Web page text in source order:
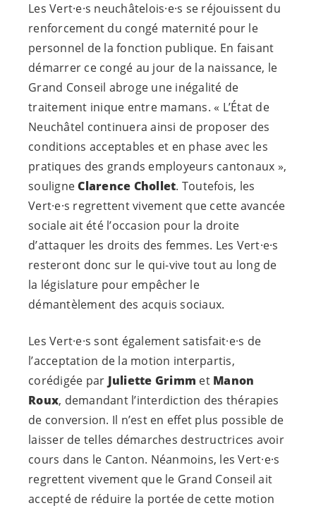
Les Vert·e·s neuchâtelois·e·s se réjouissent du
renforcement du congé maternité pour le
personnel de la fonction publique. En faisant
démarrer ce congé au jour de la naissance, le
Grand Conseil abroge une inégalité de
traitement inique entre mamans. « L’État de
Neuchâtel continuera ainsi de proposer des
conditions acceptables et en phase avec les
pratiques des grands employeurs cantonaux »,
souligneClarence Chollet. Toutefois, les
Vert·e·s regrettent vivement que cette avancée
sociale ait été l’occasion pour la droite
d’attaquer les droits des femmes. Les Vert·e·s
resteront donc sur le qui-vive tout au long de
la législature pour empêcher le
démantèlement des acquis sociaux.
Les Vert·e·s sont égalementsatisfait·e·s de
l’acceptation de la motion interpartis,
corédigée par Juliette Grimm et Manon
Roux, demandant l’interdiction des thérapies
de conversion. Il n’est en effet plus possible de
laisser de telles démarches destructrices avoir
cours dans le Canton. Néanmoins, lesVert·e·s
regrettent vivement que le Grand Conseil ait
accepté de réduire la portée de cette motion